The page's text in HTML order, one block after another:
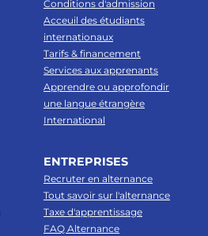
Conditions d'admission
Acceuil des étudiants
internationaux
Tarifs & financement
Services aux apprenants
Apprendre ou approfondir
une langue étrangère
International
ENTREPRISES
Recruter en alternance
Tout savoir sur l'alternance
Taxe d'apprentissage
FAQ Alternance